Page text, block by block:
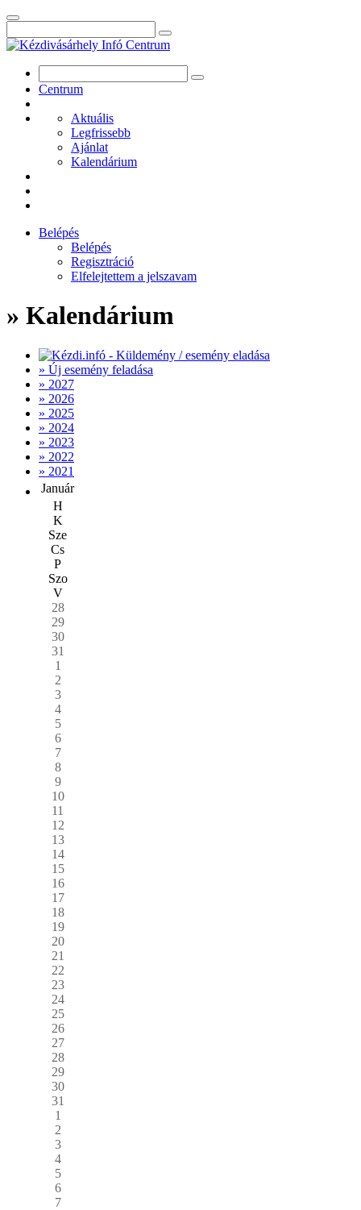
Centrum
Aktuális
Legfrissebb
Ajánlat
Kalendárium
Belépés
Belépés
Regisztráció
Elfelejtettem a jelszavam
» Kalendárium
» Új esemény feladása
» 2027
» 2026
» 2025
» 2024
» 2023
» 2022
» 2021
Január
H
K
Sze
Cs
P
Szo
V
28
29
30
31
1
2
3
4
5
6
7
8
9
10
11
12
13
14
15
16
17
18
19
20
21
22
23
24
25
26
27
28
29
30
31
1
2
3
4
5
6
7